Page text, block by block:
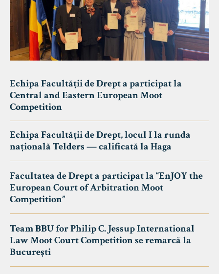
Echipa Facultății de Drept a participat la
Central and Eastern European Moot
Competition
Echipa Facultății de Drept, locul I la runda
națională Telders — calificată la Haga
Facultatea de Drept a participat la “EnJOY the
European Court of Arbitration Moot
Competition”
Team BBU for Philip C. Jessup International
Law Moot Court Competition se remarcă la
București